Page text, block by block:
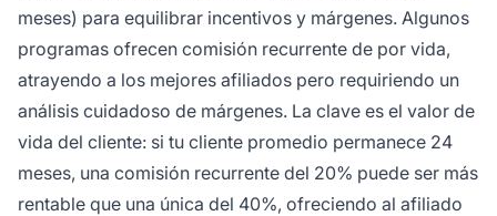
meses) para equilibrar incentivos y márgenes. Algunos
programas ofrecen comisión recurrente de por vida,
atrayendo a los mejores afiliados pero requiriendo un
análisis cuidadoso de márgenes. La clave es el valor de
vida del cliente: si tu cliente promedio permanece 24
meses, una comisión recurrente del 20% puede ser más
rentable que una única del 40%, ofreciendo al afiliado